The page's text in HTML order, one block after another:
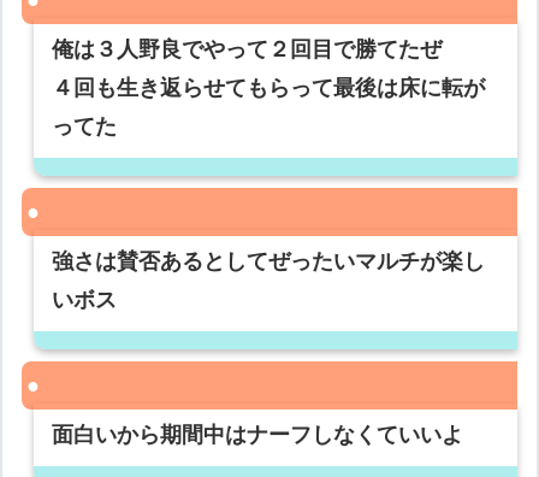
俺は３人野良でやって２回目で勝てたぜ
４回も生き返らせてもらって最後は床に転が
ってた
強さは賛否あるとしてぜったいマルチが楽し
いボス
面白いから期間中はナーフしなくていいよ